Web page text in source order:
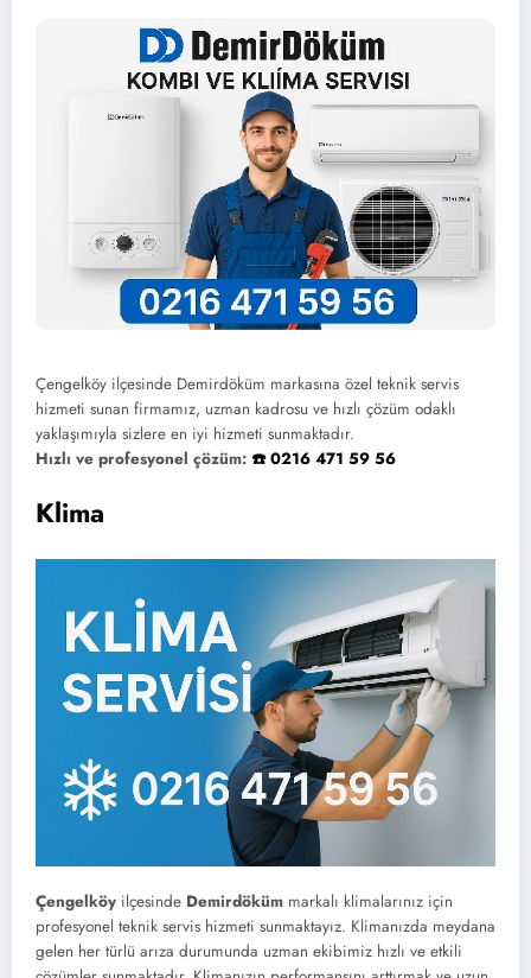
Çengelköy ilçesinde Demirdöküm markasına özel teknik servis
hizmeti sunan firmamız, uzman kadrosu ve hızlı çözüm odaklı
yaklaşımıyla sizlere en iyi hizmeti sunmaktadır.
Hızlı ve profesyonel çözüm: ☎️ 0216 471 59 56
Klima
Çengelköy ilçesinde Demirdöküm markalı klimalarınız için
profesyonel teknik servis hizmeti sunmaktayız. Klimanızda meydana
gelen her türlü arıza durumunda uzman ekibimiz hızlı ve etkili